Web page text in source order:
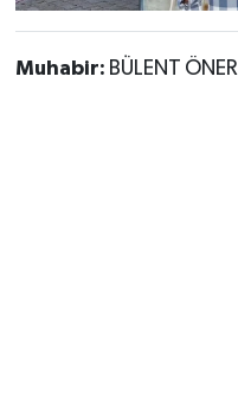
Muhabir: BÜLENT ÖNER